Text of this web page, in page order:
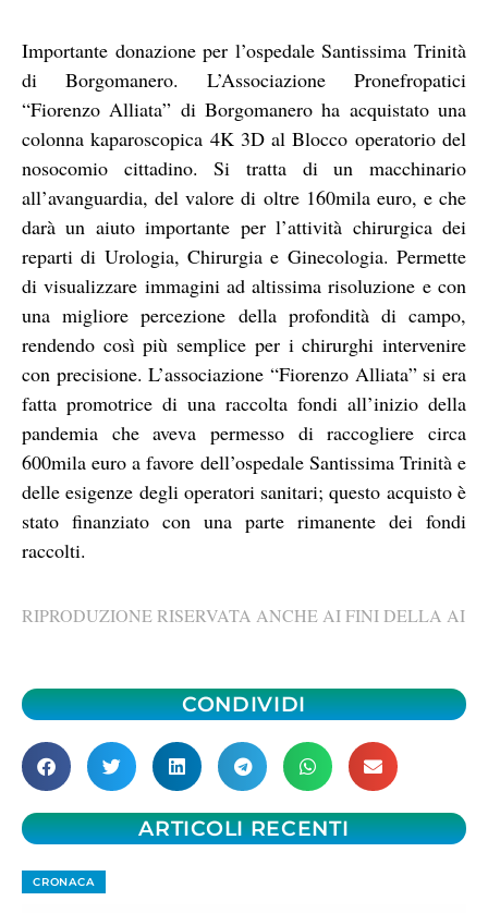
Importante donazione per l’ospedale Santissima Trinità
di Borgomanero. L’Associazione Pronefropatici
“Fiorenzo Alliata” di Borgomanero ha acquistato una
colonna kaparoscopica 4K 3D al Blocco operatorio del
nosocomio cittadino. Si tratta di un macchinario
all’avanguardia, del valore di oltre 160mila euro, e che
darà un aiuto importante per l’attività chirurgica dei
reparti di Urologia, Chirurgia e Ginecologia. Permette
di visualizzare immagini ad altissima risoluzione e con
una migliore percezione della profondità di campo,
rendendo così più semplice per i chirurghi intervenire
con precisione. L’associazione “Fiorenzo Alliata” si era
fatta promotrice di una raccolta fondi all’inizio della
pandemia che aveva permesso di raccogliere circa
600mila euro a favore dell’ospedale Santissima Trinità e
delle esigenze degli operatori sanitari; questo acquisto è
stato finanziato con una parte rimanente dei fondi
raccolti.
RIPRODUZIONE RISERVATA ANCHE AI FINI DELLA AI
CONDIVIDI
ARTICOLI RECENTI
CRONACA